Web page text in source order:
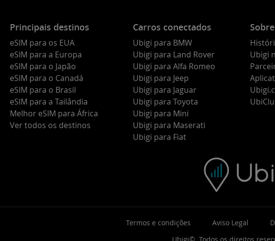
Principais destinos
eSIM para os EUA
eSIM para a Europa
eSIM para o Japão
eSIM para o Canadá
eSIM para o Brasil
eSIM para a Tailândia
Melhor eSIM para África
Ver todos os destinos
Carros conectados
Ubigi para BMW
Ubigi para Land Rover
Ubigi para Alfa Romeo
Ubigi para Jeep
Ubigi para Jaguar
Ubigi para Toyota
Ubigi para Mini
Ubigi para Maserati
Ubigi para Fiat
Ubigi
Termos e condições Aviso Legal